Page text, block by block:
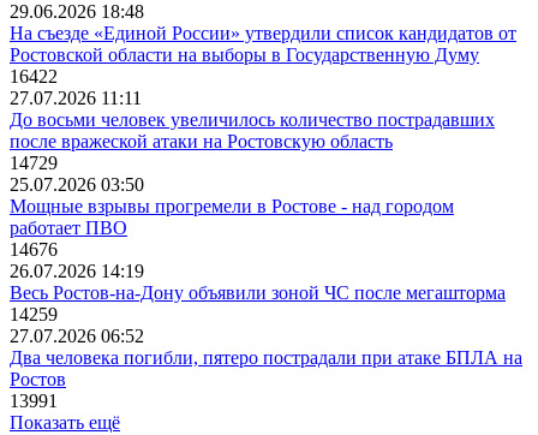
29.06.2026 18:48
На съезде «Единой России» утвердили список кандидатов от
Ростовской области на выборы в Государственную Думу
16422
27.07.2026 11:11
До восьми человек увеличилось количество пострадавших
после вражеской атаки на Ростовскую область
14729
25.07.2026 03:50
Мощные взрывы прогремели в Ростове - над городом
работает ПВО
14676
26.07.2026 14:19
Весь Ростов-на-Дону объявили зоной ЧС после мегашторма
14259
27.07.2026 06:52
Два человека погибли, пятеро пострадали при атаке БПЛА на
Ростов
13991
Показать ещё